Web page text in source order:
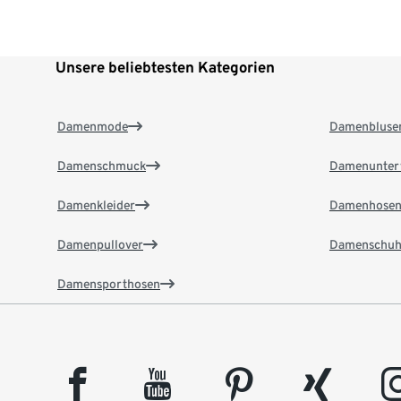
Unsere beliebtesten Kategorien
Damenmode
Damenschmuck
Damenkleider
Damenpullover
Damensporthosen
Damenhosen
facebook youtube pinterest xing